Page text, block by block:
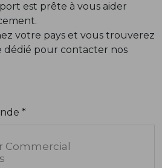
est prête à vous aider
votre pays et vous trouverez
dédié pour contacter nos
*